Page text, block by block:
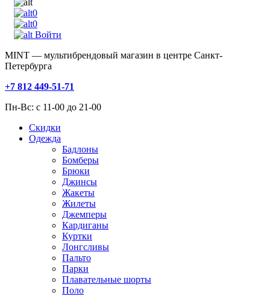
0
0
Войти
MINT — мультибрендовый магазин в центре Санкт-
Петербурга
+7 812 449-51-71
Пн-Вс: с 11-00 до 21-00
Скидки
Одежда
Бадлоны
Бомберы
Брюки
Джинсы
Жакеты
Жилеты
Джемперы
Кардиганы
Куртки
Лонгсливы
Пальто
Парки
Плавательные шорты
Поло